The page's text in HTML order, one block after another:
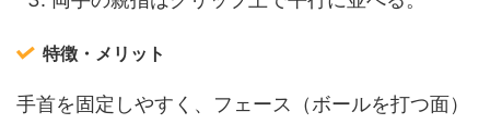
特徴・メリット
手首を固定しやすく、フェース（ボールを打つ面）